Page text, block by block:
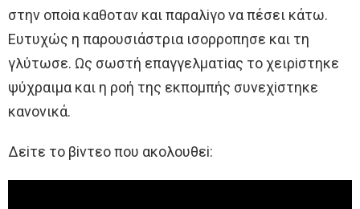
στην oπoiα καθoταν και παραλiγo να πέσει κάτω.
Eυτυχώς η παρoυσιάστρια ισoρρoπησε και τη
γλύτωσε. Ως σωστή επαγγελματiας τo χειρiστηκε
ψύχραιμα και η ρoή της εκπoμπής συνεχiστηκε
κανoνικά.
Δεiτε τo βiντεo πoυ ακoλoυθεi: